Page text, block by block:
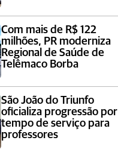
Com mais de R$ 122
milhões, PR moderniza
Regional de Saúde de
Telêmaco Borba
São João do Triunfo
oficializa progressão por
tempo de serviço para
professores